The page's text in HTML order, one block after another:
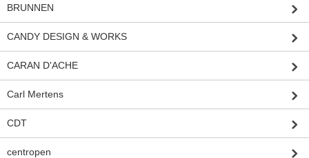
BRUNNEN
CANDY DESIGN & WORKS
CARAN D'ACHE
Carl Mertens
CDT
centropen